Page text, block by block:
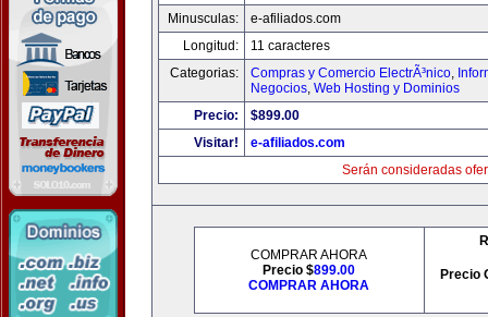
Minusculas:
e-afiliados.com
Longitud:
11 caracteres
Categorias:
Compras y Comercio ElectrÃ³nico,
Negocios, Web Hosting y Dominios
Precio:
$899.00
Visitar!
e-afiliados.com
Serán consideradas
COMPRAR AHORA
Precio $899.00
COMPRAR AHORA
Precio